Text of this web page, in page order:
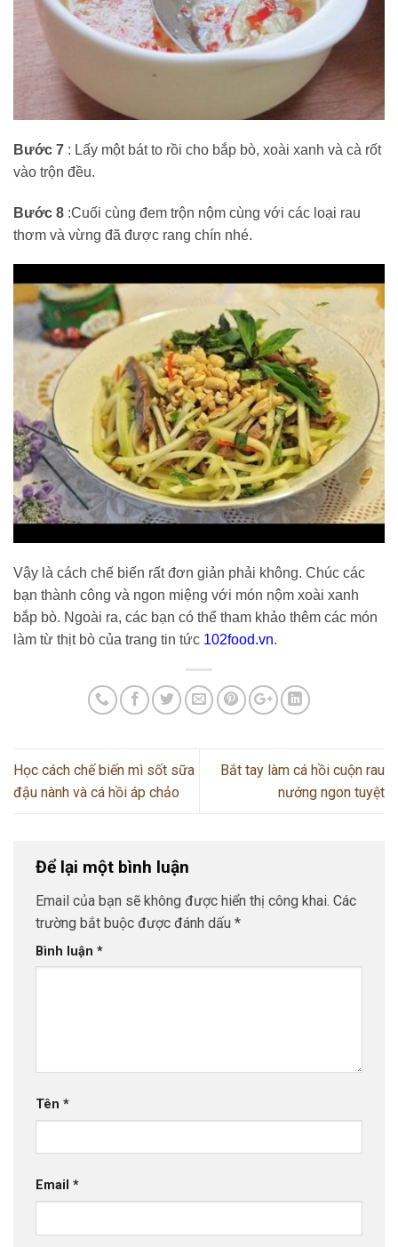
Bước 7 : Lấy một bát to rồi cho bắp bò, xoài xanh và cà rốt
vào trộn đều.
Bước 8 :Cuối cùng đem trộn nộm cùng với các loại rau
thơm và vừng đã được rang chín nhé.
Vậy là cách chế biến rất đơn giản phải không. Chúc các
bạn thành công và ngon miệng với món nộm xoài xanh
bắp bò. Ngoài ra, các bạn có thể tham khảo thêm các món
làm từ thịt bò của trang tin tức 102food.vn.
Học cách chế biến mì sốt sữa
đậu nành và cá hồi áp chảo
Bắt tay làm cá hồi cuộn rau
nướng ngon tuyệt
Để lại một bình luận
Email của bạn sẽ không được hiển thị công khai. Các
trường bắt buộc được đánh dấu *
Bình luận *
Tên *
Email *